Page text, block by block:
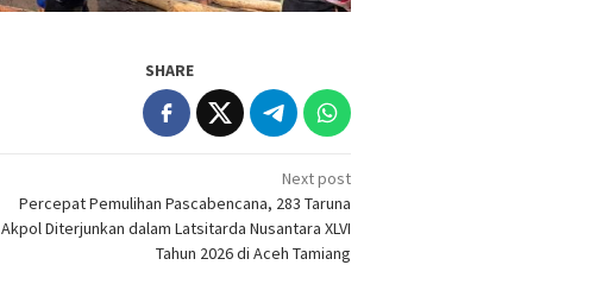
SHARE
Next post
Percepat Pemulihan Pascabencana, 283 Taruna
Akpol Diterjunkan dalam Latsitarda Nusantara XLVI
Tahun 2026 di Aceh Tamiang